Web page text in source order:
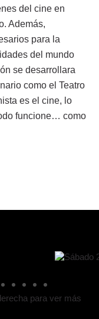
del cine en
Además,
para la
del mundo
se desarrollara
como el Teatro
es el cine, lo
funcione… como
para ver más